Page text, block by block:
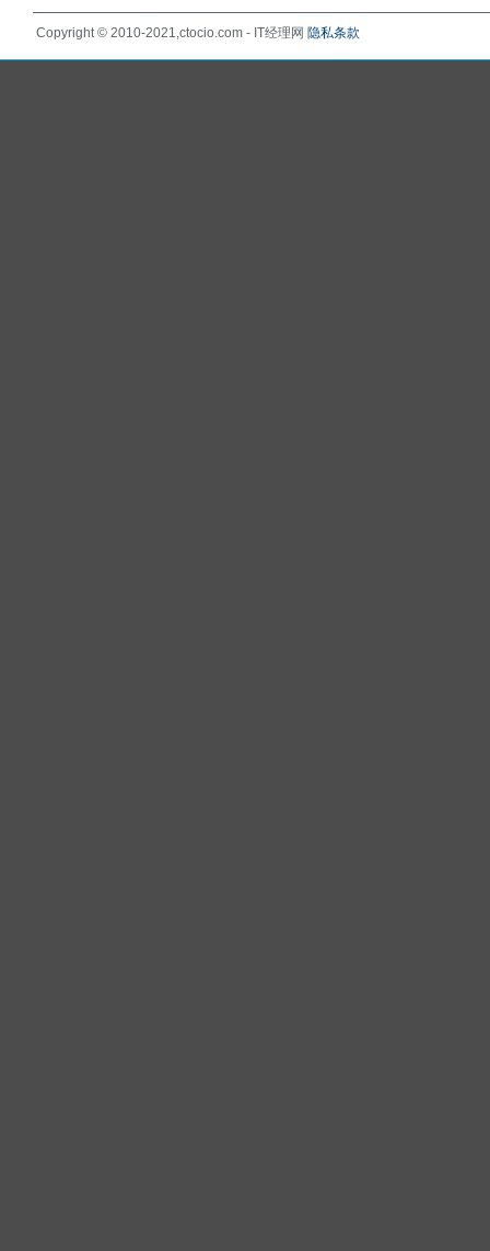
Copyright © 2010-2021,ctocio.com - IT经理网 隐私条款